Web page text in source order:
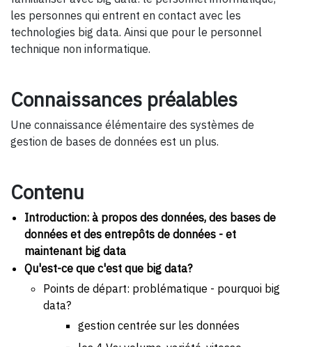
les personnes qui entrent en contact avec les
technologies big data. Ainsi que pour le personnel
technique non informatique.
Connaissances préalables
Une connaissance élémentaire des systèmes de
gestion de bases de données est un plus.
Contenu
Introduction: à propos des données, des bases de
données et des entrepôts de données - et
maintenant big data
Qu'est-ce que c'est que big data?
Points de départ: problématique - pourquoi big
data?
gestion centrée sur les données